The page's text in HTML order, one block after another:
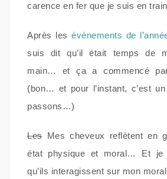
carence en fer que je suis en
Après lesévénements de
suis dit qu’il était temps de
main… et ça a commencé
(bon… et pour l’instant, c’est
passons…)
LesMes cheveux reflètent en
état physique et moral… Et je
qu’ils interagissent sur mon